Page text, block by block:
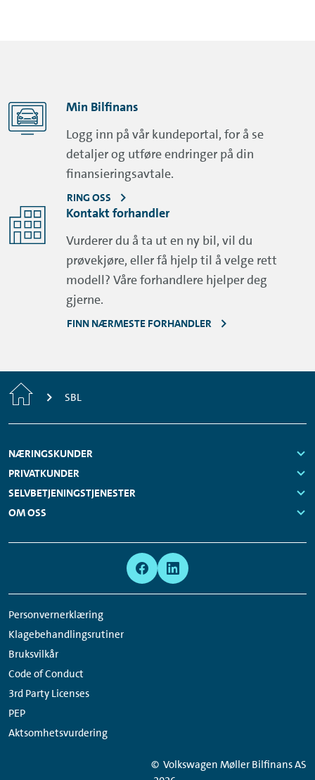
Min Bilfinans
Logg inn på vår kundeportal, for å se
detaljer og utføre endringer på din
finansieringsavtale.
RING OSS
Kontakt forhandler
Vurderer du å ta ut en ny bil, vil du
prøvekjøre, eller få hjelp til å velge rett
modell? Våre forhandlere hjelper deg
gjerne.
FINN NÆRMESTE FORHANDLER
Home SBL
Footer
Navigation
NÆRINGSKUNDER
Links:
PRIVATKUNDER
Links:
SELVBETJENINGSTJENESTER
Links:
OM OSS
Personvernerklæring
Klagebehandlingsrutiner
Bruksvilkår
Code of Conduct
3rd Party Licenses
PEP
Aktsomhetsvurdering
Network
Links
© Volkswagen Møller Bilfinans AS